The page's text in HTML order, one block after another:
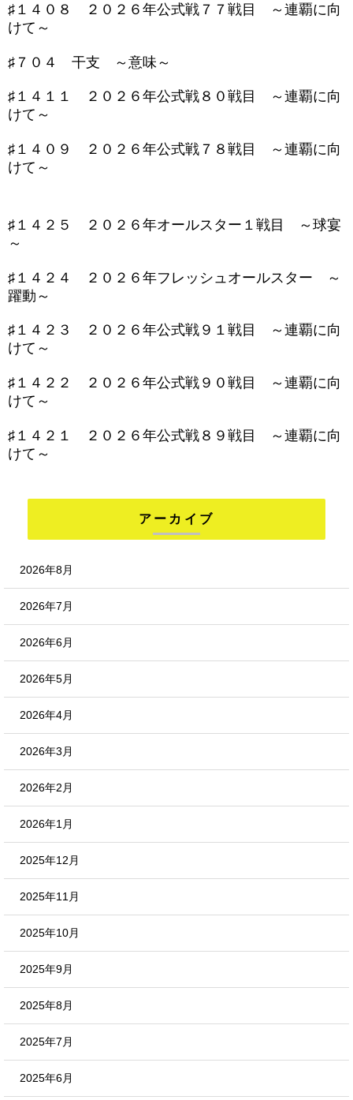
♯１４０８ ２０２６年公式戦７７戦目 ～連覇に向
けて～
♯７０４ 干支 ～意味～
♯１４１１ ２０２６年公式戦８０戦目 ～連覇に向
けて～
♯１４０９ ２０２６年公式戦７８戦目 ～連覇に向
けて～
♯１４２５ ２０２６年オールスター１戦目 ～球宴
～
♯１４２４ ２０２６年フレッシュオールスター ～
躍動～
♯１４２３ ２０２６年公式戦９１戦目 ～連覇に向
けて～
♯１４２２ ２０２６年公式戦９０戦目 ～連覇に向
けて～
♯１４２１ ２０２６年公式戦８９戦目 ～連覇に向
けて～
アーカイブ
2026年8月
2026年7月
2026年6月
2026年5月
2026年4月
2026年3月
2026年2月
2026年1月
2025年12月
2025年11月
2025年10月
2025年9月
2025年8月
2025年7月
2025年6月